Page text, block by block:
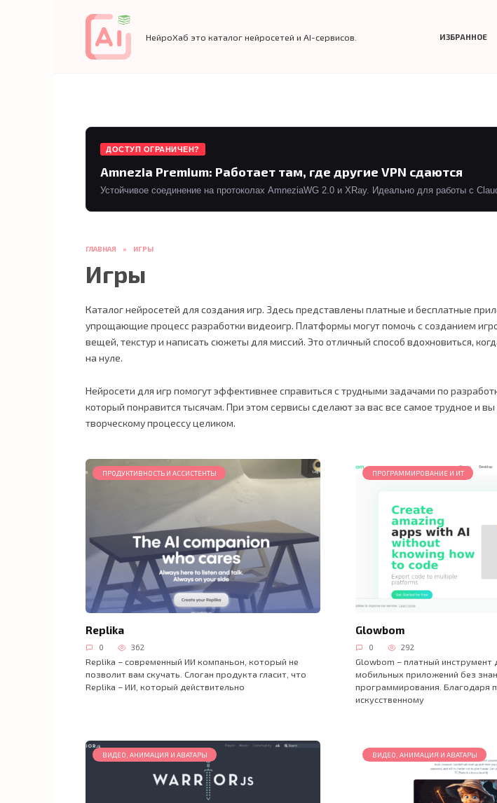
НейроХаб это каталог нейросетей и AI-сервисов. ИЗБРАННОЕ
ДОСТУП ОГРАНИЧЕН?
Amnezia Premium: Работает там, где другие VPN сдаются
Устойчивое соединение на протоколах AmneziaWG 2.0 и XRay. Идеально для работы с
ГЛАВНАЯ » ИГРЫ
Игры
Каталог нейросетей для создания игр. Здесь представлены платные и бесплатные
упрощающие процесс разработки видеоигр. Платформы могут помочь с созданием
вещей, текстур и написать сюжеты для миссий. Это отличный способ вдохновиться,
на нуле.
Нейросети для игр помогут эффективнее справиться с трудными задачами по
который понравится тысячам. При этом сервисы сделают за вас все самое трудное и
творческому процессу целиком.
ПРОДУКТИВНОСТЬ И АССИСТЕНТЫ
Replika
0 362
Replika – современный ИИ компаньон, который не
позволит вам скучать. Слоган продукта гласит, что
Replika – ИИ, который действительно
ПРОГРАММИРОВАНИЕ И ИТ
Glowbom
0 292
Glowbom – платный инструмент
мобильных приложений без
программирования. Благодаря
искусственному
ВИДЕО, АНИМАЦИЯ И АВАТАРЫ ВИДЕО, АНИМАЦИЯ И АВАТАРЫ